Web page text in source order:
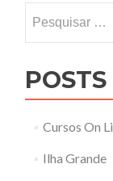
posts
por:
Cursos On
Ilha Grande